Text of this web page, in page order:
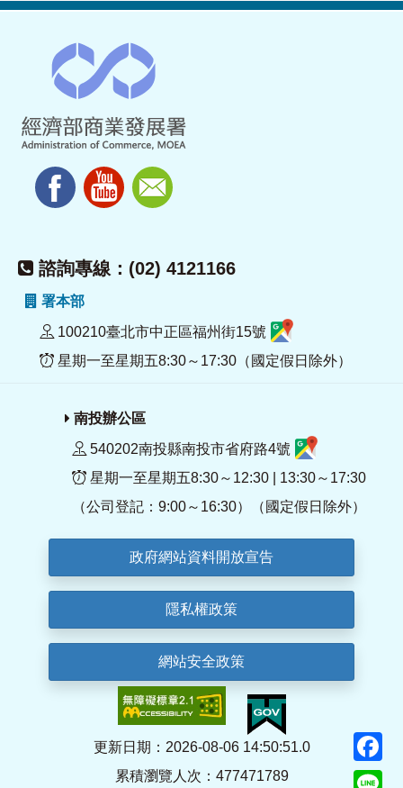
諮詢專線：(02) 4121166
署本部
100210臺北市中正區福州街15號
星期一至星期五8:30～17:30（國定假日除外）
南投辦公區
540202南投縣南投市省府路4號
星期一至星期五8:30～12:30 | 13:30～17:30
（公司登記：9:00～16:30）（國定假日除外）
政府網站資料開放宣告
隱私權政策
網站安全政策
更新日期：2026-08-06 14:50:51.0
累積瀏覽人次：477471789